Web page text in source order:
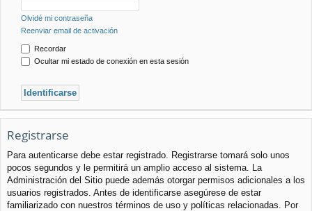
Olvidé mi contraseña
Reenviar email de activación
Recordar
Ocultar mi estado de conexión en esta sesión
Registrarse
Para autenticarse debe estar registrado. Registrarse tomará solo unos
pocos segundos y le permitirá un amplio acceso al sistema. La
Administración del Sitio puede además otorgar permisos adicionales a los
usuarios registrados. Antes de identificarse asegúrese de estar
familiarizado con nuestros términos de uso y políticas relacionadas. Por